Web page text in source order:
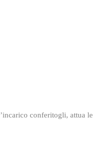
conferitogli, attua le